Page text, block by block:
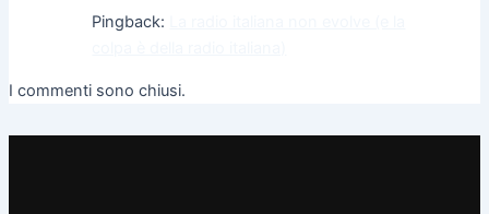
Pingback:
I commenti sono chiusi.